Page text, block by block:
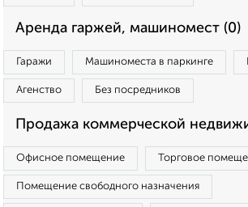
Аренда гаржей, машиномест (0)
Гаражи Машиноместа в паркинге
Агенство Без посредников
Продажа коммерческой
Офисное помещение Торговое
Помещение свободного назначения